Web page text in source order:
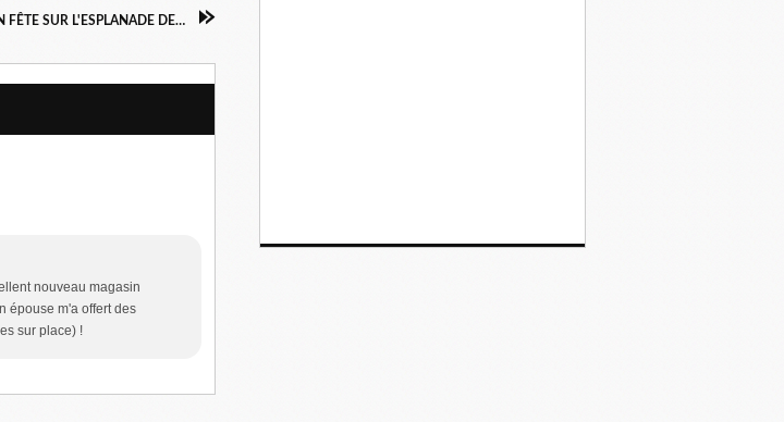
TOULOUSE - LES FRUITS ET LÉGUMES EN FÊTE SUR L'ESPLANADE DES ARÈNES
nouveau magasin
épouse m'a offert des
sur place) !